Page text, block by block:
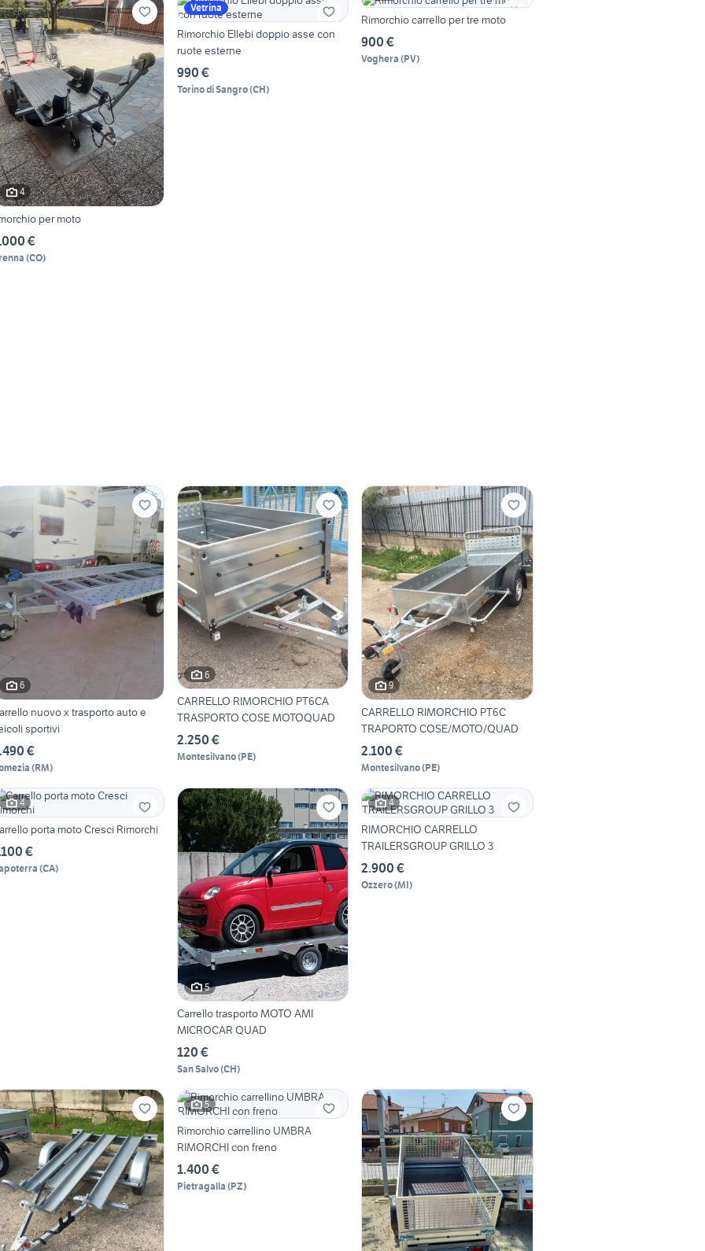
4
per moto
€
(CO)
Vetrina
Rimorchio Ellebi doppio asse con
ruote esterne
990 €
Torino di Sangro(CH)
Rimorchio carrello per tre moto
900 €
Voghera (PV)
6
nuovo x trasporto auto e
sportivi
€
(RM)
6
CARRELLO RIMORCHIO PT6CA
TRASPORTO COSE MOTOQUAD
2.250 €
Montesilvano(PE)
9
CARRELLO RIMORCHIO PT6C
TRAPORTO COSE/MOTO/QUAD
2.100 €
Montesilvano(PE)
4
porta moto Cresci Rimorchi
€
(CA)
5
Carrello trasporto MOTO AMI
MICROCAR QUAD
120 €
San Salvo(CH)
4
RIMORCHIO CARRELLO
TRAILERSGROUP GRILLO 3
2.900 €
Ozzero(MI)
5
Rimorchio carrellino UMBRA
RIMORCHI con freno
1.400 €
Pietragalla (PZ)